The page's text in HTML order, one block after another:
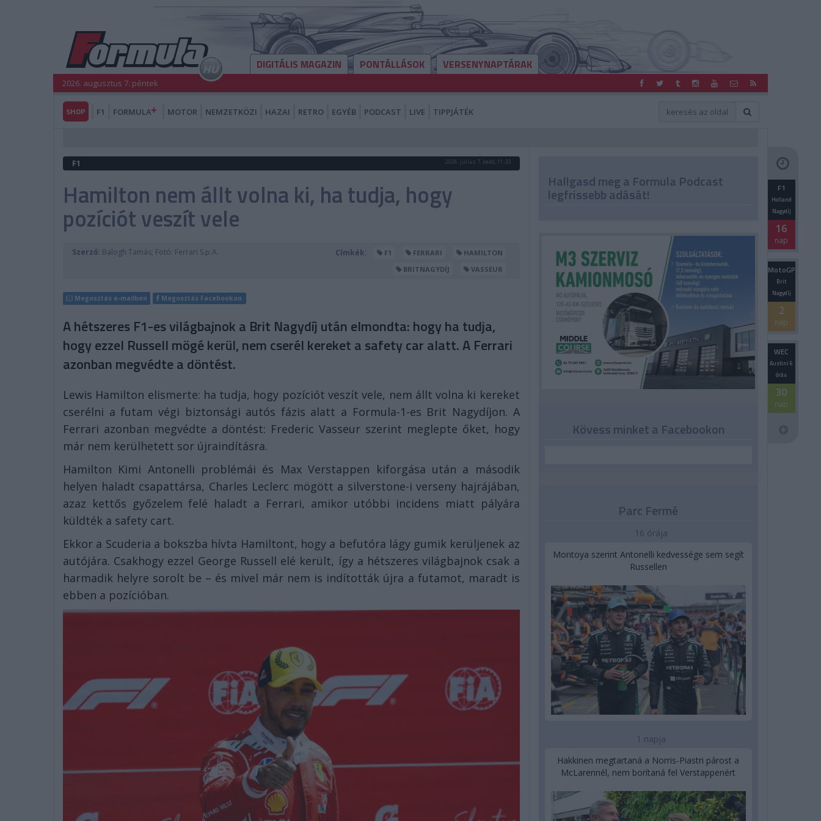
DIGITÁLIS MAGAZIN PONTÁLLÁSOK VERSENYNAPTÁRAK
2026. augusztus 7. péntek
SHOP F1 FORMULA MOTOR NEMZETKÖZI HAZAI RETRO EGYÉB PODCAST LIVE TIPPJÁTÉK
F1 2026. július 7. kedd, 11:33
Hamilton nem állt volna ki, ha tudja, hogy
pozíciót veszít vele
Szerző: Balogh Tamás; Fotó: Ferrari S.p.A. Címkék: F1 FERRARI
HAMILTON
BRITNAGYDÍJ
VASSEUR
Megosztás e-mailben Megosztás Facebookon
A hétszeres F1-es világbajnok a Brit Nagydíj után elmondta: hogy ha tudja,
hogy ezzel Russell mögé kerül, nem cserél kereket a safety car alatt. A Ferrari
azonban megvédte a döntést.
Lewis Hamilton elismerte: ha tudja, hogy pozíciót veszít vele, nem állt volna ki kereket
cserélni a futam végi biztonsági autós fázis alatt a Formula-1-es Brit Nagydíjon. A
Ferrari azonban megvédte a döntést: Frederic Vasseur szerint meglepte őket, hogy
már nem kerülhetett sor újraindításra.
Hamilton Kimi Antonelli problémái és Max Verstappen kiforgása után a második
helyen haladt csapattársa, Charles Leclerc mögött a silverstone-i verseny hajrájában,
azaz kettős győzelem felé haladt a Ferrari, amikor utóbbi incidens miatt pályára
küldték a safety cart.
Ekkor a Scuderia a bokszba hívta Hamiltont, hogy a befutóra lágy gumik kerüljenek az
autójára. Csakhogy ezzel George Russell elé került, így a hétszeres világbajnok csak a
harmadik helyre sorolt be – és mivel már nem is indították újra a futamot, maradt is
ebben a pozícióban.
Hallgasd meg a Formula Podcast
legfrissebb adását! F1
Holland
Nagydíj
16
nap
MotoGP
Brit
Nagydíj
2
nap
WEC
Austini 6
órás
30
nap
Kövess minket a Facebookon
Parc Fermé
16 órája
Montoya szerint Antonelli kedvessége sem segít
Russellen
1 napja
Hakkinen megtartaná a Norris-Piastri párost a
McLarennél, nem borítaná fel Verstappenért